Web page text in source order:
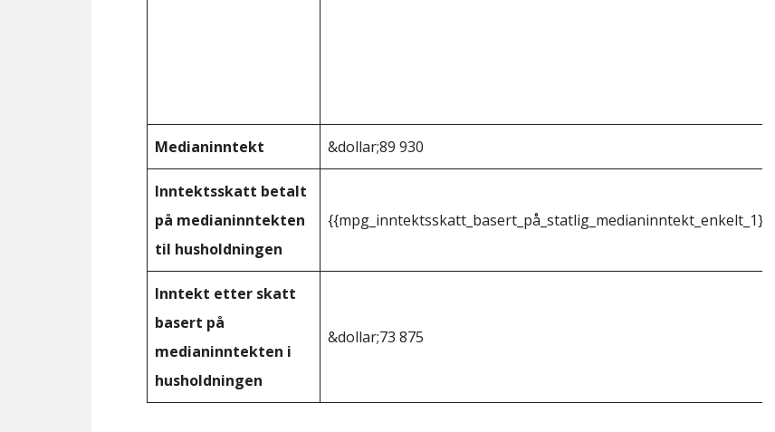
Medianinntekt &dollar;89 930
Inntektsskatt betalt
på medianinntekten
til husholdningen
{{mpg_inntektsskatt_basert_på_statlig_medianinntekt_enkelt_1}}
Inntekt etter skatt
basert på
medianinntekten i
husholdningen
&dollar;73 875